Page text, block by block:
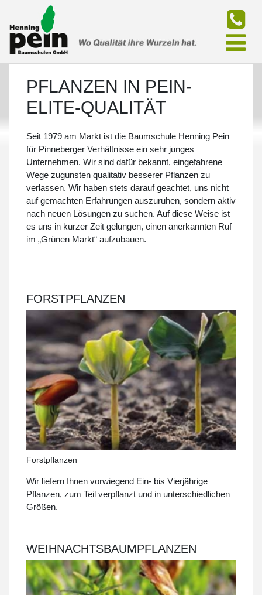
PFLANZEN IN PEIN-
ELITE-QUALITÄT
Seit 1979 am Markt ist die Baumschule Henning Pein
für Pinneberger Verhältnisse ein sehr junges
Unternehmen. Wir sind dafür bekannt, eingefahrene
Wege zugunsten qualitativ besserer Pflanzen zu
verlassen. Wir haben stets darauf geachtet, uns nicht
auf gemachten Erfahrungen auszuruhen, sondern aktiv
nach neuen Lösungen zu suchen. Auf diese Weise ist
es uns in kurzer Zeit gelungen, einen anerkannten Ruf
im „Grünen Markt“ aufzubauen.
FORSTPFLANZEN
Forstpflanzen
Wir liefern Ihnen vorwiegend Ein- bis Vierjährige
Pflanzen, zum Teil verpflanzt und in unterschiedlichen
Größen.
WEIHNACHTSBAUMPFLANZEN